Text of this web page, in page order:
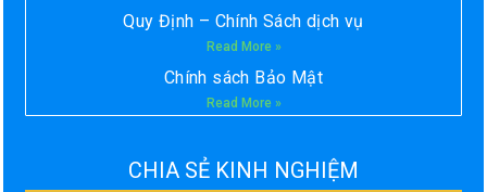
Quy Định – Chính Sách dịch vụ
Read More »
Chính sách Bảo Mật
Read More »
CHIA SẺ KINH NGHIỆM